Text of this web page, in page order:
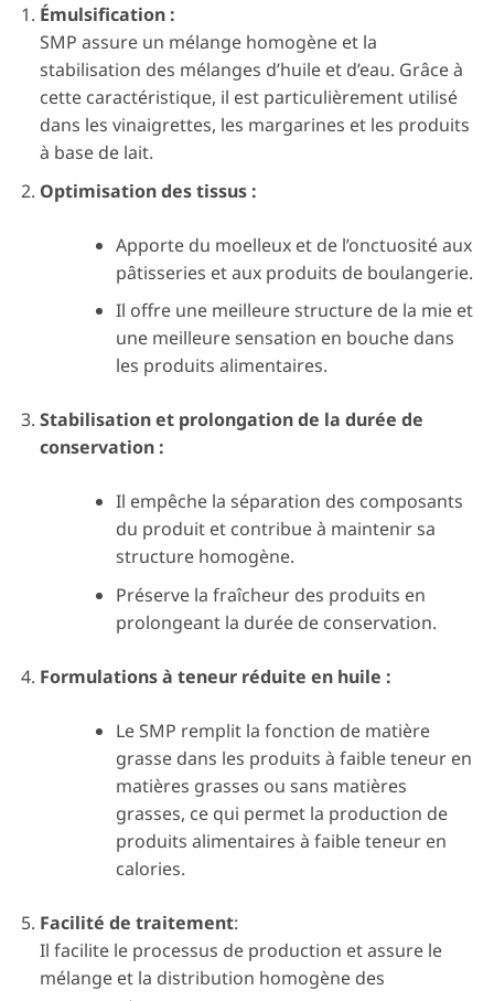
Émulsification :
SMP assure un mélange homogène et la
stabilisation des mélanges d’huile et d’eau. Grâce à
cette caractéristique, il est particulièrement utilisé
dans les vinaigrettes, les margarines et les produits
à base de lait.
Optimisation des tissus :
Apporte du moelleux et de l’onctuosité aux
pâtisseries et aux produits de boulangerie.
Il offre une meilleure structure de la mie et
une meilleure sensation en bouche dans
les produits alimentaires.
Stabilisation et prolongation de la durée de
conservation :
Il empêche la séparation des composants
du produit et contribue à maintenir sa
structure homogène.
Préserve la fraîcheur des produits en
prolongeant la durée de conservation.
Formulations à teneur réduite en huile :
Le SMP remplit la fonction de matière
grasse dans les produits à faible teneur en
matières grasses ou sans matières
grasses, ce qui permet la production de
produits alimentaires à faible teneur en
calories.
Facilité de traitement:
Il facilite le processus de production et assure le
mélange et la distribution homogène des